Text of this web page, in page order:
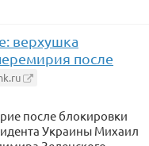
верхушка
после
после блокировки
Украины Михаил